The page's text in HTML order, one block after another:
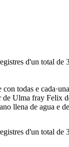
d'un total de
con todas e
de Ulma fray Felix
llena de agua e
d'un total de